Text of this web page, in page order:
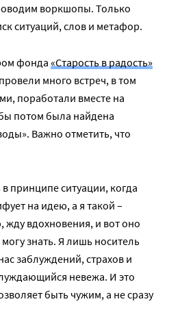
воркшопы. Только
ситуаций, слов и метафор.
фонда «Старость в радость»
много встреч, в том
поработали вместе на
потом была найдена
Важно отметить, что
принципе ситуации, когда
на идею, а я такой –
жду вдохновения, и вот оно
знать. Я лишь носитель
заблуждений, страхов и
невежа. И это
быть чужим, а не сразу